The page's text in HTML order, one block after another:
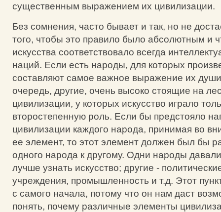
существенным выражением их цивилизации.
Без сомнения, часто бывает и так, но не
того, чтобы это правило было абсолютным и
искусства соответствовало всегда
наций. Если есть народы, для которых
составляют самое важное выражение их
очередь, другие, очень высоко стоящие на
цивилизации, у которых искусство играло
второстепенную роль. Если бы предстояло
цивилизации каждого народа, принимая во
ее элемент, то этот элемент должен был бы
одного народа к другому. Одни народы
лучше узнать искусство; другие -
учреждения, промышленность и т.д. Этот
с самого начала, потому что он нам даст
понять, почему различные элементы